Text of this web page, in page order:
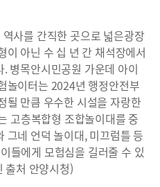
사를 간직한 곳으로 넓은광장
이 아닌 수 십 년 간 채석장에서
병목안시민공원 가운데 아이
놀이터는 2024년 행정안전부
될 만큼 우수한 시설을 자랑한
고층복합형 조합놀이대를 중
그네 언덕 놀이대, 미끄럼틀 등
들에게 모험심을 길러줄 수 있
출처 안양시청)